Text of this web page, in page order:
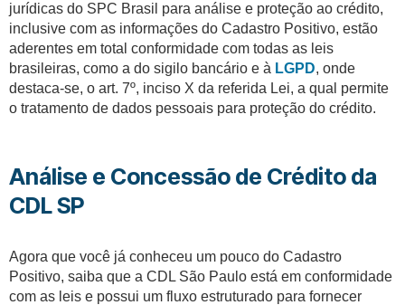
jurídicas do SPC Brasil para análise e proteção ao crédito,
inclusive com as informações do Cadastro Positivo, estão
aderentes em total conformidade com todas as leis
brasileiras, como a do sigilo bancário e à LGPD, onde
destaca-se, o art. 7º, inciso X da referida Lei, a qual permite
o tratamento de dados pessoais para proteção do crédito.
Análise e Concessão de Crédito da
CDL SP
Agora que você já conheceu um pouco do Cadastro
Positivo, saiba que a CDL São Paulo está em conformidade
com as leis e possui um fluxo estruturado para fornecer